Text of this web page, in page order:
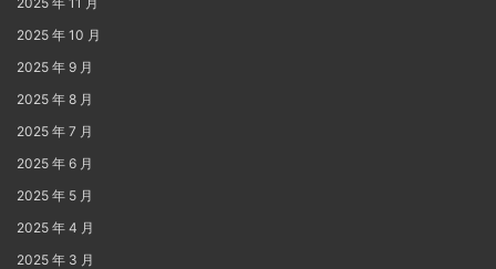
2025 年 10 月
2025 年 9 月
2025 年 8 月
2025 年 7 月
2025 年 6 月
2025 年 5 月
2025 年 4 月
2025 年 3 月